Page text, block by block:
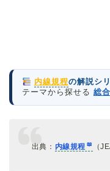
内線規程の解説シ
テーマから探せる 総
出典： 内線規程 （